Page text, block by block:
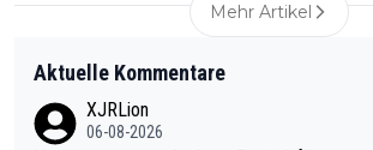
Mehr Artikel
Aktuelle Kommentare
XJRLion
06-08-2026